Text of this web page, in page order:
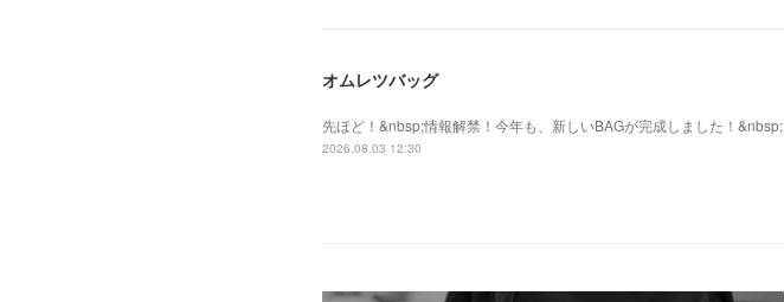
オムレツバッグ
先ほど！&nbsp;情報解禁！今年も、新しいBAGが完成しました！&nbsp;
2026.08.03 12:30